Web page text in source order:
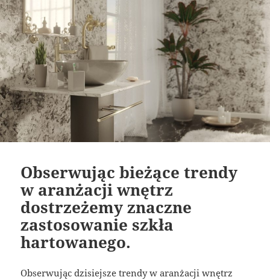
Obserwując bieżące trendy
w aranżacji wnętrz
dostrzeżemy znaczne
zastosowanie szkła
hartowanego.
Obserwując dzisiejsze trendy w aranżacji wnętrz